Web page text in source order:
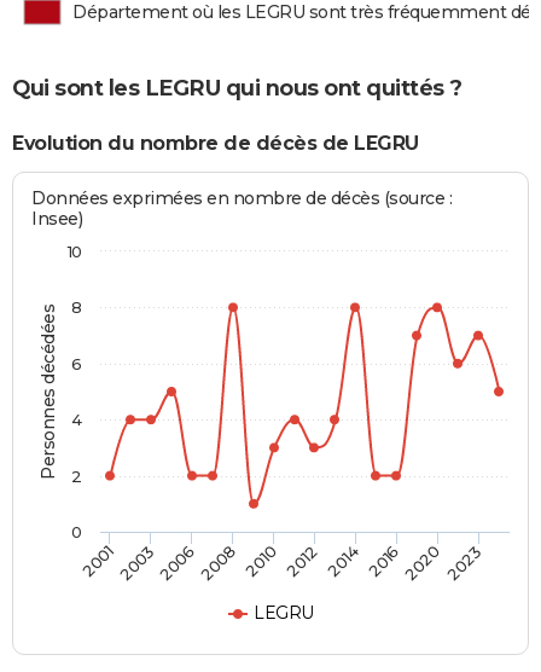
Département où les LEGRU sont très fréquemment
Qui sont les LEGRU qui nous ont quittés ?
Evolution du nombre de décès de LEGRU
Personnes décédées
Données exprimées en nombre de décès (source :
Insee)
LEGRU
2001200320062008 2010 2012 2014 201620202023
0
2
4
6
8
10